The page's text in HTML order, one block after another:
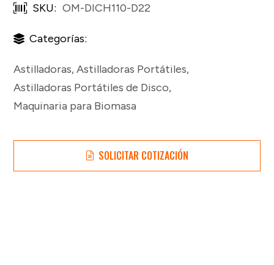
SKU: OM-DICH110-D22
Categorías:
Astilladoras,Astilladoras Portátiles,
Astilladoras Portátiles de Disco,
Maquinaria para Biomasa
SOLICITAR COTIZACIÓN